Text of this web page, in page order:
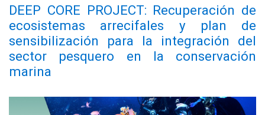
DEEP CORE PROJECT: Recuperación de
ecosistemas arrecifales y plan de
sensibilización para la integración del
sector pesquero en la conservación
marina